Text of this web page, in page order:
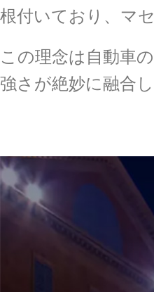
根付いており、マ
この理念は自動車
強さが絶妙に融合